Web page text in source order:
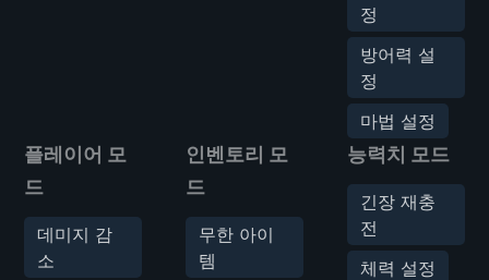
정
방어력 설
정
마법 설정
플레이어 모
드
데미지 감
소
인벤토리 모
드
무한 아이
템
능력치 모드
긴장 재충
전
체력 설정